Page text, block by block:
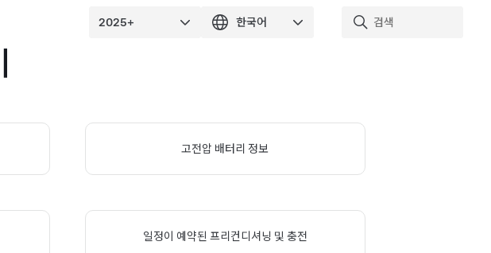
고전압 배터리 정보
일정이 예약된 프리컨디셔닝 및 충전